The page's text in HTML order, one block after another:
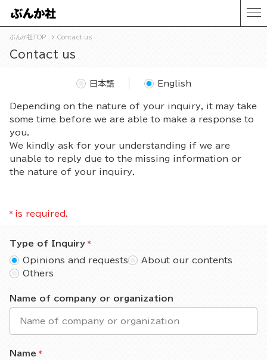
ぶんか社TOP Contact us
Contact us
Depending on the nature of your inquiry, it may take
some time before we are able to make a response to
you.
We kindly ask for your understanding if we are
unable to reply due to the missing information or
the nature of your inquiry.
日本語 English
* is required.
Type of Inquiry
Opinions and requests
About our contents
Others
Name of company or organization
Name